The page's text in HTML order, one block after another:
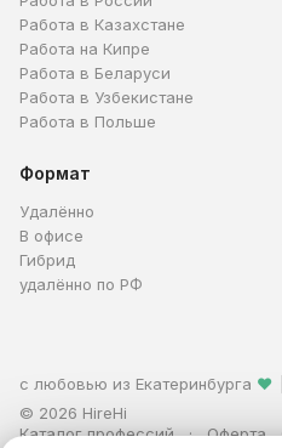
Работа в Казахстане
Работа на Кипре
Работа в Беларуси
Работа в Узбекистане
Работа в Польше
Формат
Удалённо
В офисе
Гибрид
удалённо по РФ
с любовью из Екатеринбурга ❤
© 2026 HireHi
Каталог профессий
Оферта